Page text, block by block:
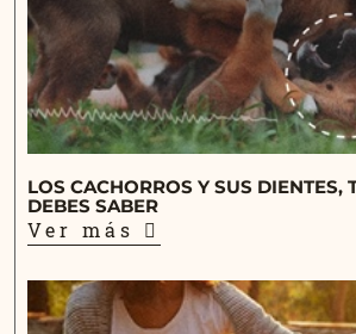
LOS CACHORROS Y SUS DIENTES,
DEBES SABER
Ver más